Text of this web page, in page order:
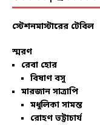
স্টেশনমাস্টারের টেবিল
স্মরণ
রেবা হোর
বিষাণ বসু
মারজান সাত্রাপি
মধুলিকা সামন্ত
রোহণ ভট্টাচার্য